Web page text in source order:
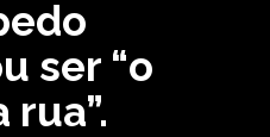
ser “o